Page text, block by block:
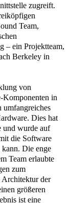
zugreift.
Team,
– ein Projektteam,
Berkeley in
von
Komponenten in
umfangreiches
Dies hat
und wurde auf
die Software
Die enge
Team erlaubte
zum
Architektur der
größeren
ist eine